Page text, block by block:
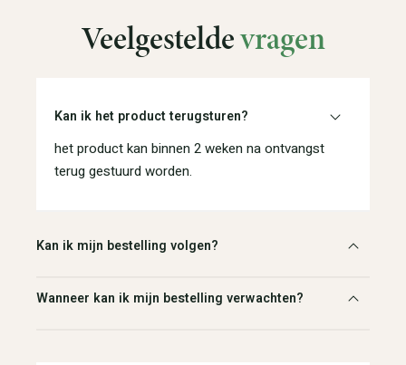
Veelgesteldevragen
Kan ik het product terugsturen?
het product kan binnen 2 weken na ontvangst
terug gestuurd worden.
Kan ik mijn bestelling volgen?
Wanneer kan ik mijn bestelling verwachten?